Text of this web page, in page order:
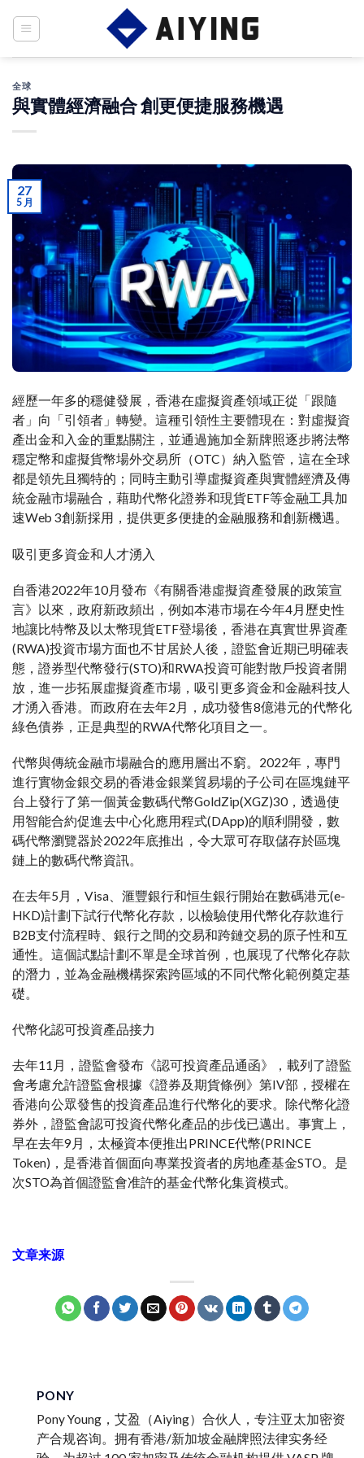
全球
與實體經濟融合 創更便捷服務機遇
27
5 月
經歷一年多的穩健發展，香港在虛擬資產領域正從「跟隨
者」向「引領者」轉變。這種引領性主要體現在：對虛擬資
產出金和入金的重點關注，並通過施加全新牌照逐步將法幣
穩定幣和虛擬貨幣場外交易所（OTC）納入監管，這在全球
都是領先且獨特的；同時主動引導虛擬資產與實體經濟及傳
統金融市場融合，藉助代幣化證券和現貨ETF等金融工具加
速Web 3創新採用，提供更多便捷的金融服務和創新機遇。
吸引更多資金和人才湧入
自香港2022年10月發布《有關香港虛擬資產發展的政策宣
言》以來，政府新政頻出，例如本港市場在今年4月歷史性
地讓比特幣及以太幣現貨ETF登場後，香港在真實世界資產
(RWA)投資市場方面也不甘居於人後，證監會近期已明確表
態，證券型代幣發行(STO)和RWA投資可能對散戶投資者開
放，進一步拓展虛擬資產市場，吸引更多資金和金融科技人
才湧入香港。而政府在去年2月，成功發售8億港元的代幣化
綠色債券，正是典型的RWA代幣化項目之一。
代幣與傳統金融市場融合的應用層出不窮。2022年，專門
進行實物金銀交易的香港金銀業貿易場的子公司在區塊鏈平
台上發行了第一個黃金數碼代幣GoldZip(XGZ)30，透過使
用智能合約促進去中心化應用程式(DApp)的順利開發，數
碼代幣瀏覽器於2022年底推出，令大眾可存取儲存於區塊
鏈上的數碼代幣資訊。
在去年5月，Visa、滙豐銀行和恒生銀行開始在數碼港元(e-
HKD)計劃下試行代幣化存款，以檢驗使用代幣化存款進行
B2B支付流程時、銀行之間的交易和跨鏈交易的原子性和互
通性。這個試點計劃不單是全球首例，也展現了代幣化存款
的潛力，並為金融機構探索跨區域的不同代幣化範例奠定基
礎。
代幣化認可投資產品接力
去年11月，證監會發布《認可投資產品通函》，載列了證監
會考慮允許證監會根據《證券及期貨條例》第IV部，授權在
香港向公眾發售的投資產品進行代幣化的要求。除代幣化證
券外，證監會認可投資代幣化產品的步伐已邁出。事實上，
早在去年9月，太極資本便推出PRINCE代幣(PRINCE
Token)，是香港首個面向專業投資者的房地產基金STO。是
次STO為首個證監會准許的基金代幣化集資模式。
文章来源
PONY
Pony Young，艾盈（Aiying）合伙人，专注亚太加密资
产合规咨询。拥有香港/新加坡金融牌照法律实务经